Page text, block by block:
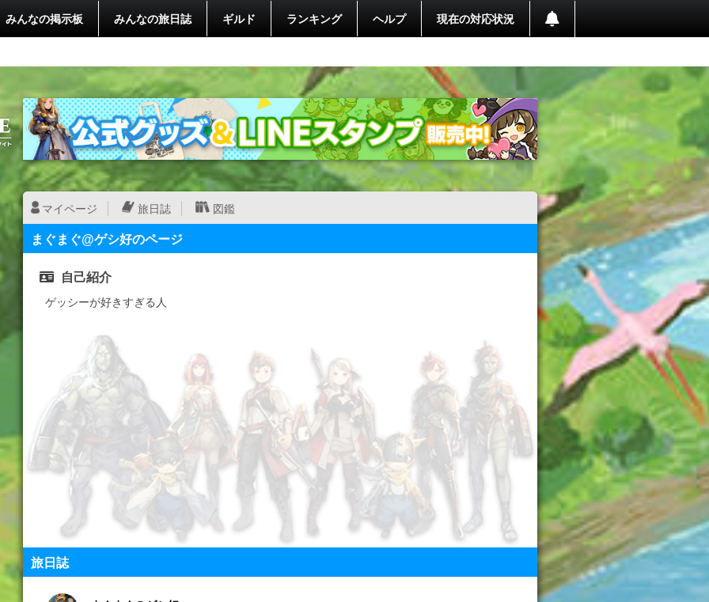
みんなの掲示板 みんなの旅日誌 ギルド ランキング ヘルプ 現在の対応状況
マイページ 旅日誌 図鑑
まぐまぐ@ゲシ好のページ
自己紹介
ゲッシーが好きすぎる人
旅日誌